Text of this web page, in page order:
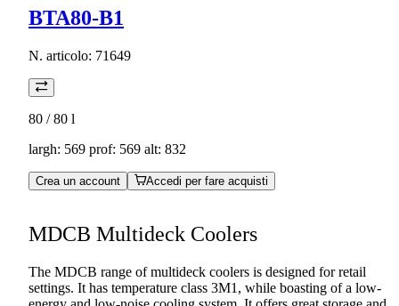
BTA80-B1
N. articolo: 71649
80 / 80 l
largh: 569 prof: 569 alt: 832
Crea un account Accedi per fare acquisti
MDCB Multideck Coolers
The MDCB range of multideck coolers is designed for retail
settings. It has temperature class 3M1, while boasting of a low-